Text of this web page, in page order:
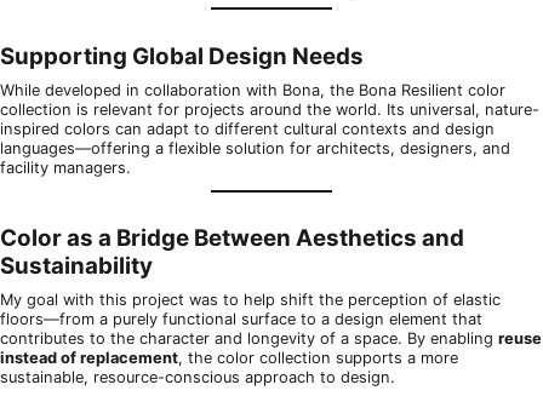
Supporting Global Design Needs
While developed in collaboration with Bona, the Bona Resilient color
collection is relevant for projects around the world. Its universal, nature-
inspired colors can adapt to different cultural contexts and design
languages—offering a flexible solution for architects, designers, and
facility managers.
Color as a Bridge Between Aesthetics and
Sustainability
My goal with this project was to help shift the perception of elastic
floors—from a purely functional surface to a design element that
contributes to the character and longevity of a space. By enabling reuse
instead of replacement, the color collection supports a more
sustainable, resource-conscious approach to design.